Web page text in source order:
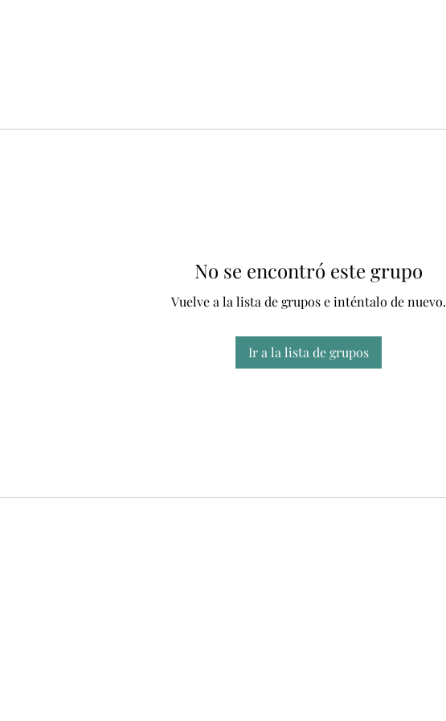
No se encontró este grupo
Vuelve a la lista de grupos e inténtalo de nuevo.
Ir a la lista de grupos